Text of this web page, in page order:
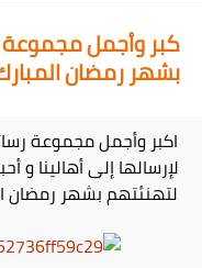
كبر وأجمل مجموعة
بشهر رمضان
اكبر وأجمل مجموعة
لإرسالها إلى أهالينا و
لتهنئتهم بشهر رمضان